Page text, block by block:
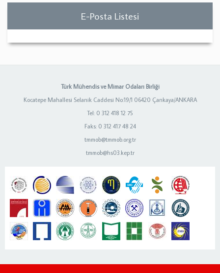
E-Posta Listesi
Türk Mühendis ve Mimar Odaları Birliği
Kocatepe Mahallesi Selanik Caddesi No:19/1 06420 Çankaya/ANKARA
Tel: 0 312 418 12 75
Faks: 0 312 417 48 24
tmmob@tmmob.org.tr
tmmob@hs03.kep.tr